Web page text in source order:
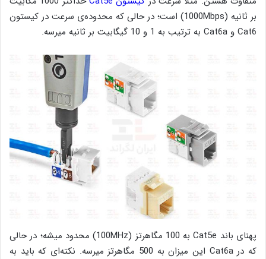
بر ثانیه (1000Mbps) است؛ در حالی‌ که محدوده‌ی سرعت در کیستون
Cat6 و Cat6a به ترتیب به 1 و 10 گیگابیت بر ثانیه میرسه.
پهنای باند Cat5e به 100 مگاهرتز (100MHz) محدود میشه؛ در حالی‌
که در Cat6a این میزان به 500 مگاهرتز میرسه. نکته‌ای که باید به